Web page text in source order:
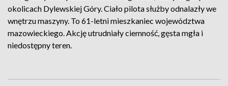
okolicach Dylewskiej Góry. Ciało pilota służby odnalazły we
wnętrzu maszyny. To 61-letni mieszkaniec województwa
mazowieckiego. Akcję utrudniały ciemność, gęsta mgła i
niedostępny teren.